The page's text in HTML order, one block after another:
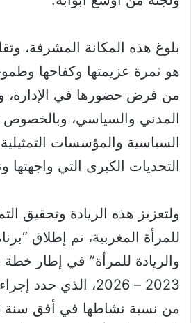
بلوغ هذه المكانة المشرفة،
هو ثمرة عزيمتها وكفاحها
من فرض حضورها في الإدارة،
المدني والسياسي، وبالخصوص
السياسية والمؤسسات
التحديات الكبرى التي واجهتها
ولتعزيز هذه الريادة وتحقيق
للمرأة المغربية، تم إطلاق
والريادة للمرأة” في إطار
2023 – 2026، الذي